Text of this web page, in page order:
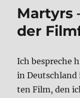
Mar­tyrs
der
Ich bespre­che
in
ten Film, den